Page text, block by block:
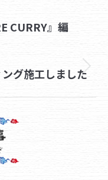
CURRY』編
グ施工しました